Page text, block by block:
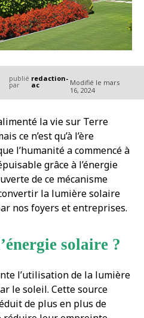
publié
par
redaction-
ac Modifié le mars
16, 2024
la vie sur Terre
ce n’est qu’à l’ère
l’humanité a commencé à
grâce à l’énergie
de ce mécanisme
la lumière solaire
nos foyers et entreprises.
solaire ?
l’utilisation de la lumière
le soleil. Cette source
de plus en plus de